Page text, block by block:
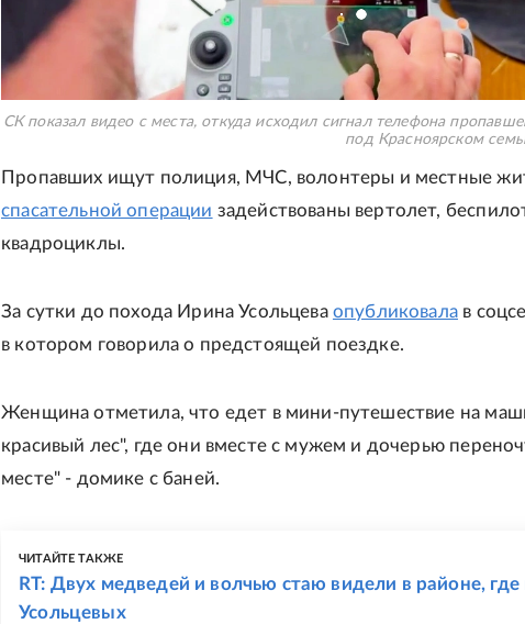
СК показал видео с места, откуда исходил сигнал телефона
под Красноярском
Пропавших ищут полиция, МЧС, волонтеры и местные
спасательной операции задействованы вертолет,
квадроциклы.
За сутки до похода Ирина Усольцева опубликовала в
в котором говорила о предстоящей поездке.
Женщина отметила, что едет в мини-путешествие на
красивый лес", где они вместе с мужем и дочерью
месте" - домике с баней.
ЧИТАЙТЕ ТАКЖЕ
RT: Двух медведей и волчью стаю видели в районе, где
Усольцевых